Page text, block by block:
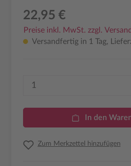
22,95 €
Preise inkl. MwSt. zzgl.
Versandfertig in 1 Tag,
Produkt Anzahl: Gib
In den
Zum Merkzettel hinzufügen